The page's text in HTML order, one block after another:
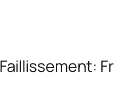
Faillissement: